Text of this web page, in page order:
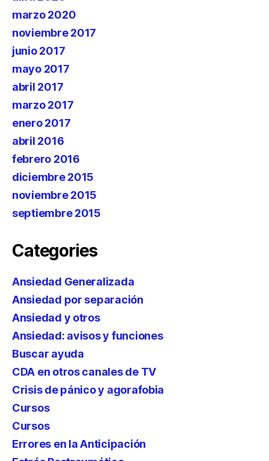
marzo 2020
noviembre 2017
junio 2017
mayo 2017
abril 2017
marzo 2017
enero 2017
abril 2016
febrero 2016
diciembre 2015
noviembre 2015
septiembre 2015
Categories
Ansiedad Generalizada
Ansiedad por separación
Ansiedad y otros
Ansiedad: avisos y funciones
Buscar ayuda
CDA en otros canales de TV
Crisis de pánico y agorafobia
Cursos
Cursos
Errores en la Anticipación